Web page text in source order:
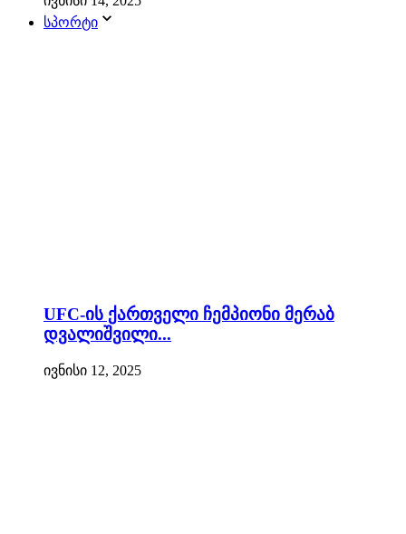
სპორტი
UFC-ის ქართველი ჩემპიონი მერაბ
დვალიშვილი...
ივნისი 12, 2025